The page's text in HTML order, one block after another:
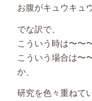
お腹がキュウキュ
でな訳で、
こういう時は〜〜
こういう場合は〜
か、
研究を色々重ねて